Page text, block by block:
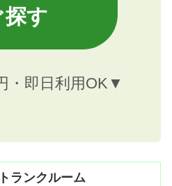
探す
・即日利用OK▼
ランクルーム